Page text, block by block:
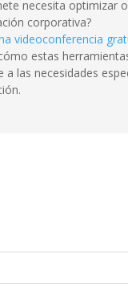
necesita optimizar
corporativa?
videoconferencia
estas
a las necesidades